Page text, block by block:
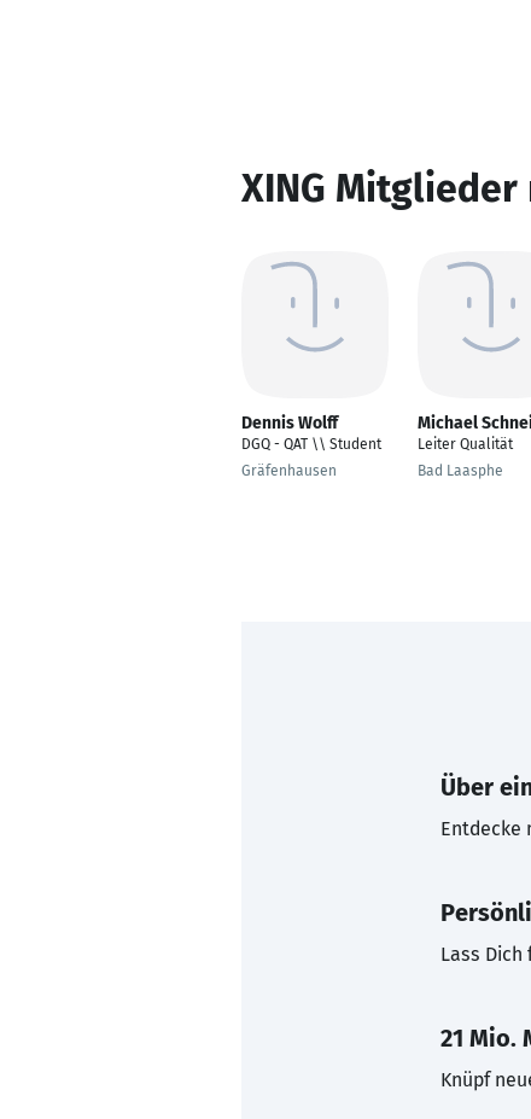
XING
Dennis Wolff
DGQ - QAT \\ Student
Gräfenhausen
Michael
Leiter Qualität
Bad Laasphe
Über
Entdecke
Lass Dich
21 Mio.
Knüpf